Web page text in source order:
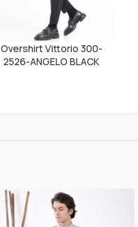
Overshirt Vittorio 300-
2526-ANGELO BLACK